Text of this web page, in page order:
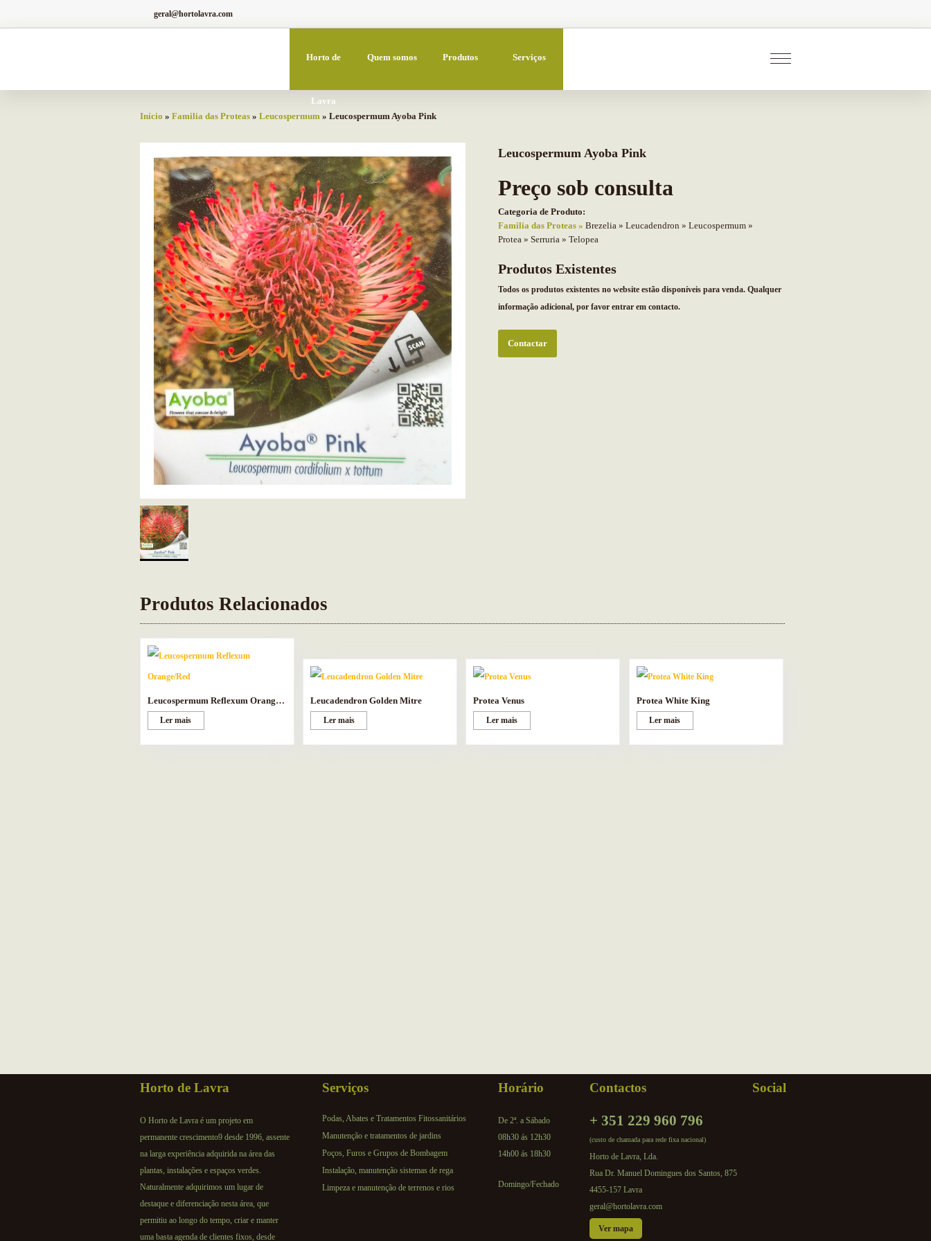
geral@hortolavra.com
Horto de
Lavra
Quem somos Produtos Serviços
Início » Familia das Proteas» Leucospermum» Leucospermum Ayoba Pink
Leucospermum Ayoba Pink
Preço sob consulta
Categoria de Produto:
Familia das Proteas
Brezelia Leucadendron
Leucospermum
Protea
Serruria Telopea
Produtos Existentes
Todos os produtos existentes no website estão disponíveis para venda. Qualquer
informação adicional, por favor entrar em contacto.
Contactar
Produtos Relacionados
Leucospermum Reflexum Orange/Red
Ler mais
Leucadendron Golden Mitre
Ler mais
Protea Venus
Ler mais
Protea White King
Ler mais
Horto de Lavra
O Horto de Lavra é um projeto em
permanente crescimento9 desde 1996, assente
na larga experiência adquirida na área das
plantas, instalações e espaços verdes.
Naturalmente adquirimos um lugar de
destaque e diferenciação nesta área, que
permitiu ao longo do tempo, criar e manter
uma basta agenda de clientes fixos, desde
Serviços
Podas, Abates e Tratamentos Fitossanitários
Manutenção e tratamentos de jardins
Poços, Furos e Grupos de Bombagem
Instalação, manutenção sistemas de rega
Limpeza e manutenção de terrenos e rios
Horário
De 2ª. a Sábado
08h30 ás 12h30
14h00 ás 18h30
Domingo/Fechado
Contactos
+ 351 229 960 796
(custo de chamada para rede fixa nacional)
Horto de Lavra, Lda.
Rua Dr. Manuel Domingues dos Santos, 875
4455-157 Lavra
geral@hortolavra.com
Ver mapa
Social